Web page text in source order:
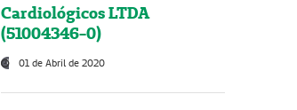
Cardiológicos LTDA
(51004346-0)
01 de Abril de 2020